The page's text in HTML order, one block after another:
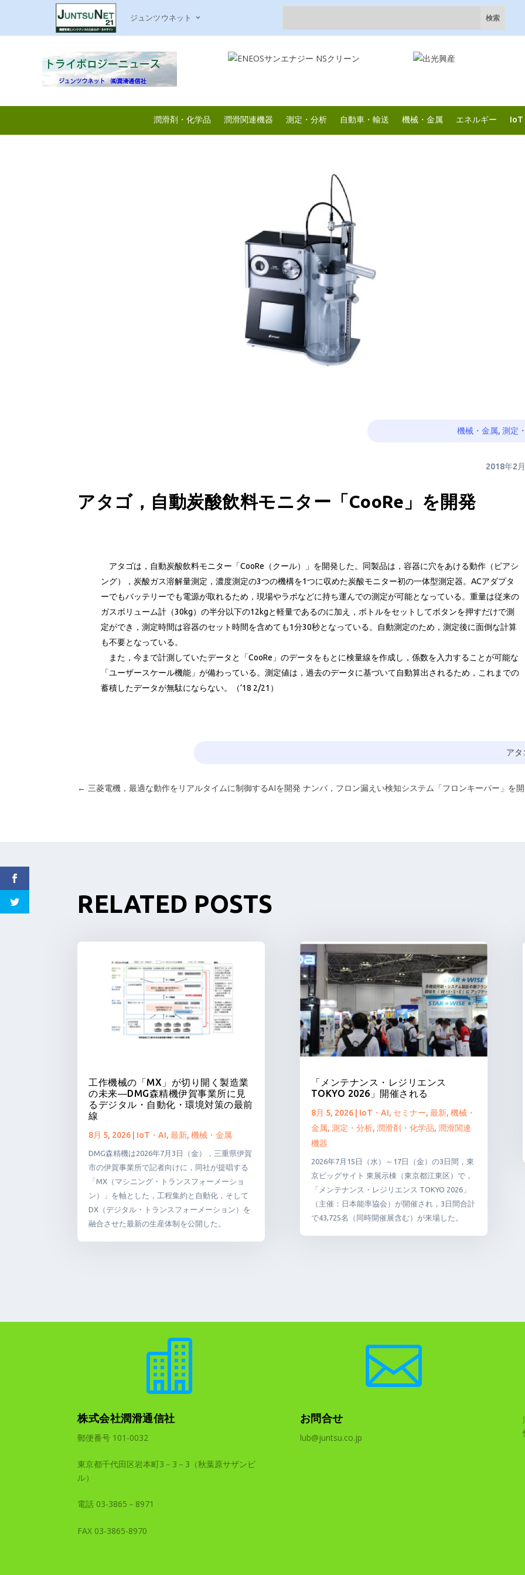
ジュンツウネット
潤滑剤・化学品 潤滑関連機器 測定・分析 自動車・輸送 機械・金属 エネルギー IoT
機械・金属,測定
2018年2
アタゴ，自動炭酸飲料モニター「CooRe」を開発
アタゴは，自動炭酸飲料モニター「CooRe（クール）」を開発した。同製品は，容器に穴をあける動作（ピアシ
ング），炭酸ガス溶解量測定，濃度測定の3つの機構を1つに収めた炭酸モニター初の一体型測定器。ACアダプタ
ーでもバッテリーでも電源が取れるため，現場やラボなどに持ち運んでの測定が可能となっている。重量は従来の
ガスボリューム計（30kg）の半分以下の12kgと軽量であるのに加え，ボトルをセットしてボタンを押すだけで測
定ができ，測定時間は容器のセット時間を含めても1分30秒となっている。自動測定のため，測定後に面倒な計算
も不要となっている。
また，今まで計測していたデータと「CooRe」のデータをもとに検量線を作成し，係数を入力することが可能な
「ユーザースケール機能」が備わっている。測定値は，過去のデータに基づいて自動算出されるため，これまでの
蓄積したデータが無駄にならない。（’18 2/21）
アタ
← 三菱電機，最適な動作をリアルタイムに制御するAIを開発 ナンバ，フロン漏えい検知システム「フロンキーパー」を
RELATED POSTS
工作機械の「MX」が切り開く製造業
の未来―DMG森精機伊賀事業所に見
るデジタル・自動化・環境対策の最前
線
8月 5, 2026 IoT・AI, 最新, 機械・金属
DMG森精機は2026年7月3日（金），三重県伊賀
市の伊賀事業所で記者向けに，同社が提唱する
「MX（マシニング・トランスフォーメーショ
ン）」を軸とした，工程集約と自動化，そして
DX（デジタル・トランスフォーメーション）を
融合させた最新の生産体制を公開した。
「メンテナンス・レジリエンス
TOKYO 2026」開催される
8月 5, 2026| IoT・AI, セミナー, 最新, 機械・
金属, 測定・分析, 潤滑剤・化学品, 潤滑関連
機器
2026年7月15日（水）～17日（金）の3日間，東
京ビッグサイト 東展示棟（東京都江東区）で，
「メンテナンス・レジリエンス TOKYO 2026」
（主催：日本能率協会）が開催され，3日間合計
で43,725名（同時開催展含む）が来場した。

株式会社潤滑通信社
郵便番号 101-0032
東京都千代田区岩本町3－3－3（秋葉原サザンビ
ル）
電話 03-3865－8971
FAX 03-3865-8970

お問合せ
lub@juntsu.co.jp